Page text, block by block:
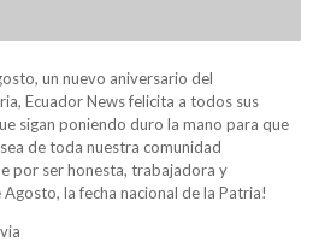
un nuevo aniversario del
Ecuador News felicita a todos sus
sigan poniendo duro la mano para que
de toda nuestra comunidad
por ser honesta, trabajadora y
la fecha nacional de la Patria!